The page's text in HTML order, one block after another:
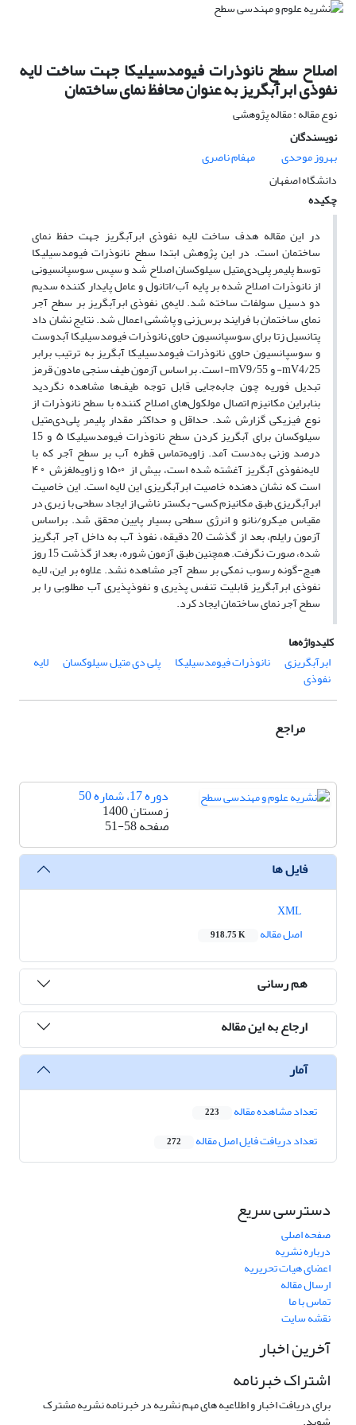
اصلاح سطح نانوذرات فیومدسیلیکا جهت ساخت لایه
نفوذی ابرآبگریز به عنوان محافظ نمای ساختمان
نوع مقاله : مقاله پژوهشی
نویسندگان
بهروز موحدی
مهفام ناصری
دانشگاه اصفهان
چکیده
در این مقاله هدف ساخت لایه نفوذی ابرآبگریز جهت حفظ نمای
ساختمان است. در این پژوهش ابتدا سطح نانوذرات فیومدسیلیکا
توسط پلیمر پلی‌دی‌متیل سیلوکسان اصلاح شد و سپس سوسپانسیونی
از نانوذرات اصلاح شده بر پایه آب/اتانول و عامل پایدار کننده سدیم
دو دسیل سولفات ساخته شد. لایه‌ی نفوذی ابر‌آبگریز بر سطح آجر‌
نمای ساختمان‌ با فرایند برس‌زنی و پاششی اعمال شد. نتایج نشان داد
پتانسیل زتا برای سوسپانسیون حاوی نانوذرات فیومدسیلیکا آبدوست
و سوسپانسیون حاوی نانوذرات فیومدسیلیکا آبگریز به ترتیب برابر
mV4/25- و mV9/55- است. بر اساس آزمون طیف سنجی مادون قرمز
تبدیل فوریه چون جابه‌جایی قابل توجه طیف‌ها مشاهده نگردید
بنابراین مکانیزم اتصال مولکول‌های اصلاح کننده با سطح نانوذرات از
نوع فیزیکی گزارش شد. حداقل و حداکثر مقدار پلیمر پلی‌دی‌متیل
سیلوکسان برای آبگریز کردن سطح نانوذرات فیومدسیلیکا ۵ و 15
درصد وزنی به‌دست آمد. زاویه‌تماس قطره آب بر سطح آجر که با
لایه‌نفوذی آبگریز آغشته شده است، بیش از ◦۱۵۰ و زاویه‌لغزش ◦۴
است که نشان دهنده خاصیت ابرآبگریزی این لایه است. این خاصیت
ابرآبگریزی طبق مکانیزم کسی- بکستر ناشی از ایجاد سطحی با زبری در
مقیاس میکرو/نانو و انرژی سطحی بسیار پایین محقق شد. براساس
آزمون رایلم، بعد از گذشت 20 دقیقه، نفوذ آب به داخل آجر آبگریز
شده، صورت نگرفت. همچنین طبق آزمون شوره، بعد از گذشت 15 روز
هیچ-گونه رسوب نمکی بر سطح آجر مشاهده نشد. علاوه بر این، لایه
نفوذی ابرآبگریز قابلیت تنفس پذیری و نفوذپذیری آب مطلوبی را بر
سطح آجر نمای ساختمان ایجاد کرد.
کلیدواژه‌ها
ابر‌آبگریزی
نانوذرات فیومدسیلیکا پلی دی متیل سیلوکسان لایه
نفوذی
مراجع
دوره 17، شماره 50
زمستان 1400
صفحه51-58
فایل ها
اصل مقاله
918.75 K
هم رسانی
ارجاع به این مقاله
آمار
تعداد مشاهده مقاله 223
تعداد دریافت فایل اصل مقاله 272
دسترسی سریع
صفحه اصلی
درباره نشریه
اعضای هیات تحریریه
ارسال مقاله
تماس با ما
نقشه سایت
آخرین اخبار
اشتراک خبرنامه
برای دریافت اخبار و اطلاعیه های مهم نشریه در خبرنامه نشریه مشترک